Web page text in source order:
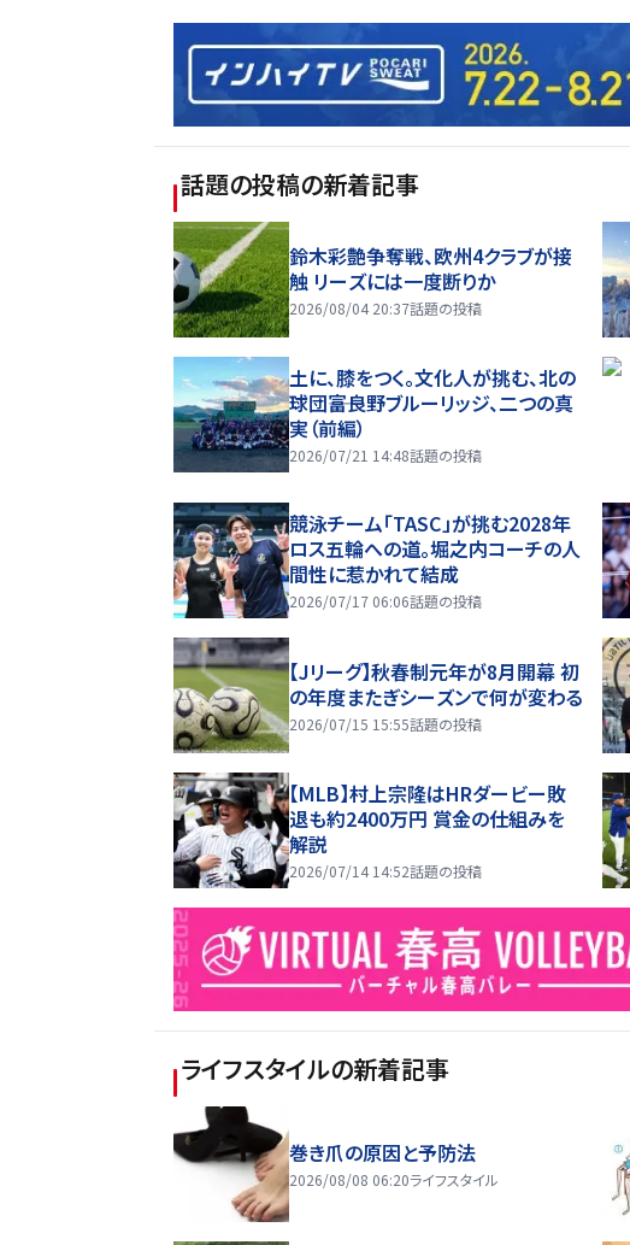
話題の投稿の新着記事
鈴木彩艶争奪戦、欧州4クラブが接
触 リーズには一度断りか
2026/08/04 20:37話題の投稿
土に、膝をつく。文化人が挑む、北の
球団――富良野ブルーリッジ、二つの真
実（前編）
2026/07/21 14:48話題の投稿
競泳チーム「TASC」が挑む2028年
ロス五輪への道。堀之内コーチの人
間性に惹かれて結成
2026/07/17 06:06話題の投稿
【Jリーグ】秋春制元年が8月開幕 初
の年度またぎシーズンで何が変わる
2026/07/15 15:55話題の投稿
【MLB】村上宗隆はHRダービー敗
退も約2400万円 賞金の仕組みを
解説
2026/07/14 14:52話題の投稿
ライフスタイルの新着記事
巻き爪の原因と予防法
2026/08/08 06:20ライフスタイル